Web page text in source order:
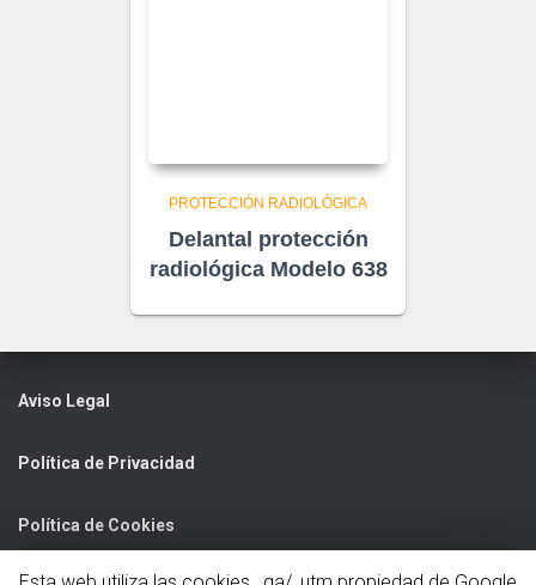
PROTECCIÓN RADIOLÓGICA
Delantal protección
radiológica Modelo 638
Aviso Legal
Política de Privacidad
Política de Cookies